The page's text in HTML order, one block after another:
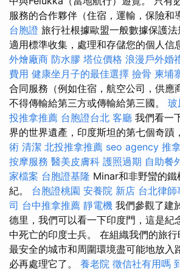
服務的合作夥伴（住宿，運輸，保險和
台胞證 旅行社根據歐盟一般數據保護
適用標準收集，處理和存儲您的個人信
外燴廠商 防水膠 塔位價格 浪漫戶外婚
費用 健康坐月子的最佳選擇 撿骨 柬埔
合同服務（例如住宿，航空公司，供應
不得傳輸給第三方或傳輸給第三國。 玻
投推拿推薦 台胞證台北 客廳 我們看一
界的世界遺產，印度斯坦的第七個奇蹟
術 清潔 北投推拿推薦 seo agency 推
按摩服務 醫美皮膚科 護照過期 自助餐
家檔案 台胞證基隆 Minar和非野蠻的
紀。 台胞證桃園 安養院 新店 台北律師
司 台中推拿推薦 靜電機 我們參觀了建
德里，我們可以看一下印度門，這是紀
中死亡的印度士兵。 在組織我們的旅
最安全的城市和周圍環境盡可能地放入
必再處理它了。 養老院 徵信社有用嗎